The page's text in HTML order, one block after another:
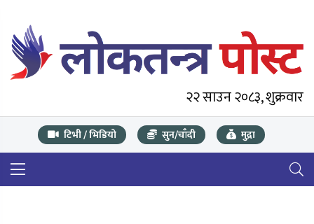
२२ साउन २०८३, शुक्रवार
टिभी / भिडियो सुन/चाँदी मुद्रा